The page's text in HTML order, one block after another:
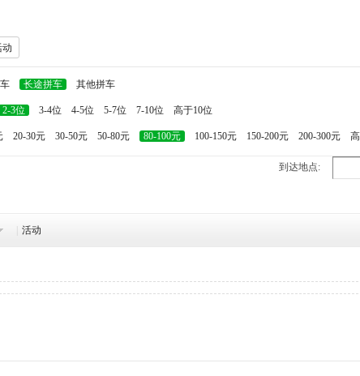
动
长途拼车 其他拼车
2-3位 3-4位 4-5位 5-7位 7-10位 高于10位
20-30元 30-50元 50-80元 80-100元 100-150元 150-200元 200-300元
到达地点:
活动